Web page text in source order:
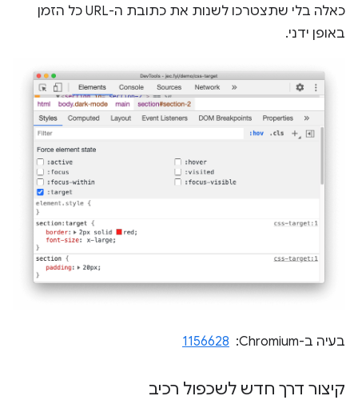
כאלה בלי שתצטרכו לשנות את כתובת ה-URL כל הזמן
באופן ידני.
בעיה ב-Chromium: ‏ 1156628
קיצור דרך חדש לשכפול רכיב